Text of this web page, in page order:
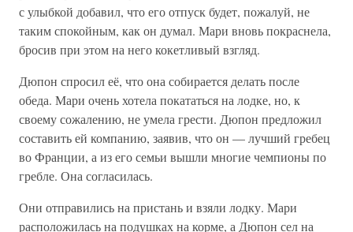
с улыбкой добавил, что его отпуск будет, пожалуй, не
таким спокойным, как он думал. Мари вновь покраснела,
бросив при этом на него кокетливый взгляд.
Дюпон спросил её, что она собирается делать после
обеда. Мари очень хотела покататься на лодке, но, к
своему сожалению, не умела грести. Дюпон предложил
составить ей компанию, заявив, что он — лучший гребец
во Франции, а из его семьи вышли многие чемпионы по
гребле. Она согласилась.
Они отправились на пристань и взяли лодку. Мари
расположилась на подушках на корме, а Дюпон сел на